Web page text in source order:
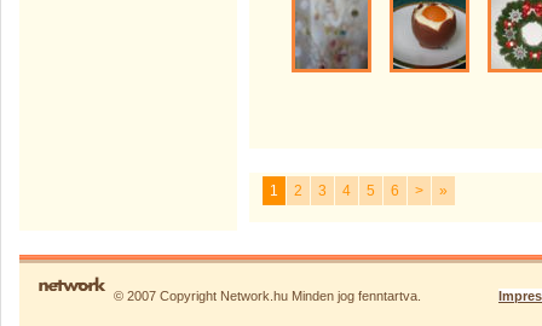
1 2 3 4 5 6 > »
© 2007 Copyright Network.hu Minden jog fenntartva.